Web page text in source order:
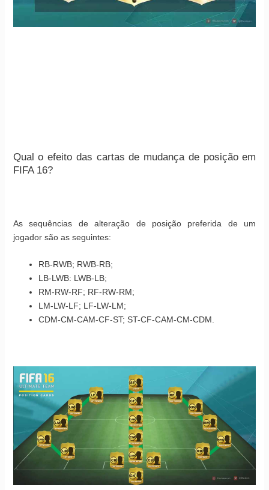
Qual o efeito das cartas de mudança de posição em
FIFA 16?
As sequências de alteração de posição preferida de um
jogador são as seguintes:
RB-RWB; RWB-RB;
LB-LWB: LWB-LB;
RM-RW-RF; RF-RW-RM;
LM-LW-LF; LF-LW-LM;
CDM-CM-CAM-CF-ST; ST-CF-CAM-CM-CDM.